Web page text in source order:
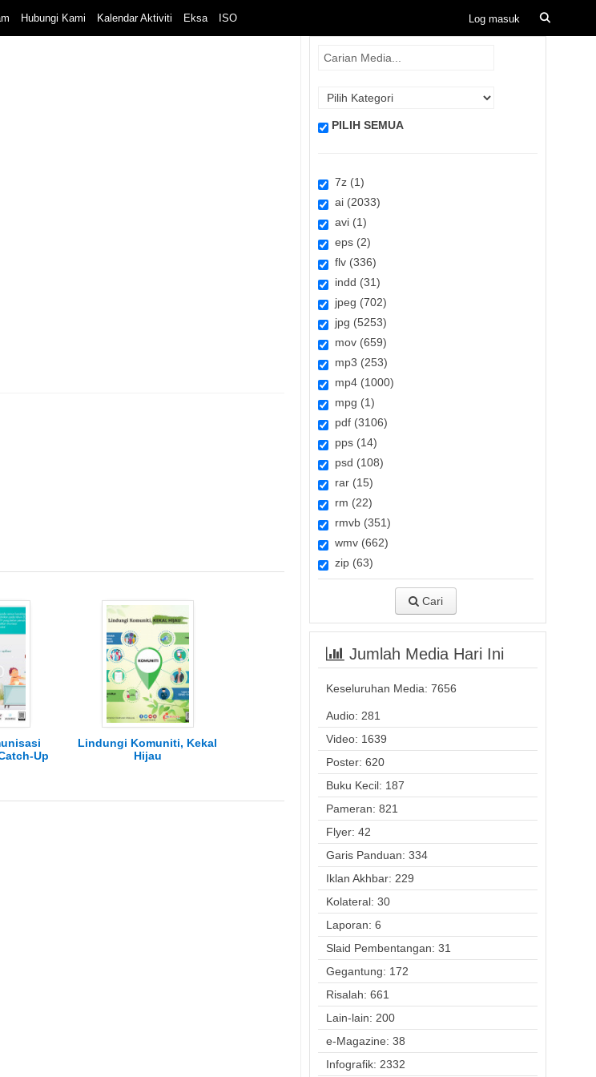
Hubungi Kami Kalendar Aktiviti Eksa ISO
Up
Lindungi Komuniti, Kekal
Hijau
PILIH SEMUA
7z (1)
ai (2033)
avi (1)
eps (2)
flv (336)
indd (31)
jpeg (702)
jpg (5253)
mov (659)
mp3 (253)
mp4 (1000)
mpg (1)
pdf (3106)
pps (14)
psd (108)
rar (15)
rm (22)
rmvb (351)
wmv (662)
zip (63)
Cari
Jumlah Media Hari Ini
Keseluruhan Media: 7656
Audio: 281
Video: 1639
Poster: 620
Buku Kecil: 187
Pameran: 821
Flyer: 42
Garis Panduan: 334
Iklan Akhbar: 229
Kolateral: 30
Laporan: 6
Slaid Pembentangan: 31
Gegantung: 172
Risalah: 661
Lain-lain: 200
e-Magazine: 38
Infografik: 2332